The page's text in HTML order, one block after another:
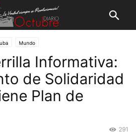
Mundo
Informativa:
de Solidaridad
Plan de
291